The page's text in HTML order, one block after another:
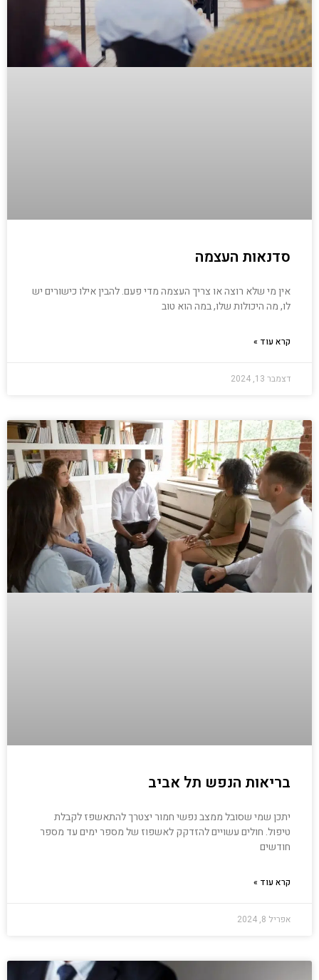
סדנאות העצמה
אין מי שלא רוצה או צריך העצמה מדי פעם. להבין אילו כישורים יש
לו, מה היכולות שלו, במה הוא טוב
קרא עוד »
דצמבר 13, 2024
בריאות הנפש תל אביב
יתכן שמי שסובל ממצב נפשי חמור יצטרך להתאשפז לקבלת
טיפול. חולים עשויים להזדקק לאשפוז של מספר ימים עד מספר
חודשים
קרא עוד »
אפריל 8, 2024